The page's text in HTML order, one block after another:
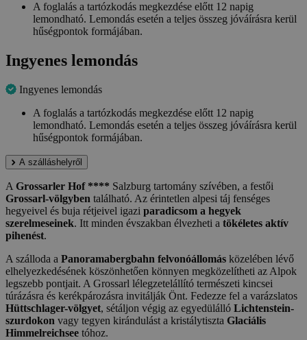
A foglalás a tartózkodás megkezdése előtt 12 napig
lemondható. Lemondás esetén a teljes összeg jóváírásra kerül
hűségpontok formájában.
Ingyenes lemondás
Ingyenes lemondás
A foglalás a tartózkodás megkezdése előtt 12 napig
lemondható. Lemondás esetén a teljes összeg jóváírásra kerül
hűségpontok formájában.
A szálláshelyről
A Grossarler Hof **** Salzburg tartomány szívében, a festői
Grossarl-völgyben található. Az érintetlen alpesi táj fenséges
hegyeivel és buja rétjeivel igazi paradicsom a hegyek
szerelmeseinek. Itt minden évszakban élvezheti a tökéletes aktív
pihenést.
A szálloda a Panoramabergbahn felvonóállomás közelében lévő
elhelyezkedésének köszönhetően könnyen megközelítheti az Alpok
legszebb pontjait. A Grossarl lélegzetelállító természeti kincsei
túrázásra és kerékpározásra invitálják Önt. Fedezze fel a varázslatos
Hüttschlager-völgyet, sétáljon végig az egyedülálló Lichtenstein-
szurdokon vagy tegyen kirándulást a kristálytiszta Glaciális
Himmelreichsee tóhoz.